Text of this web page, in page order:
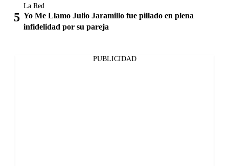
La Red
Yo Me Llamo Julio Jaramillo fue pillado en plena
infidelidad por su pareja
PUBLICIDAD